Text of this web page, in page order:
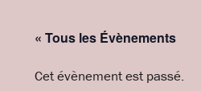
« Tous les Évènements
Cet évènement est passé.